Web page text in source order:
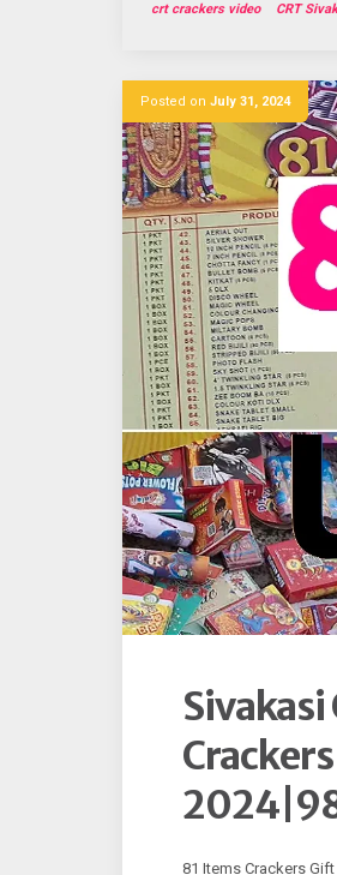
crt crackers video
CRT
Posted on July 31, 2024
81 Items Crackers